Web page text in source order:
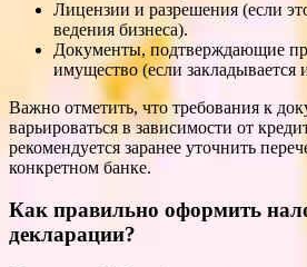
Лицензии и разрешения (если
ведения бизнеса).
Документы, подтверждающие
имущество (если закладывается
Важно отметить, что требования к
варьироваться в зависимости от
рекомендуется заранее уточнить
конкретном банке.
Как правильно оформить
декларации?